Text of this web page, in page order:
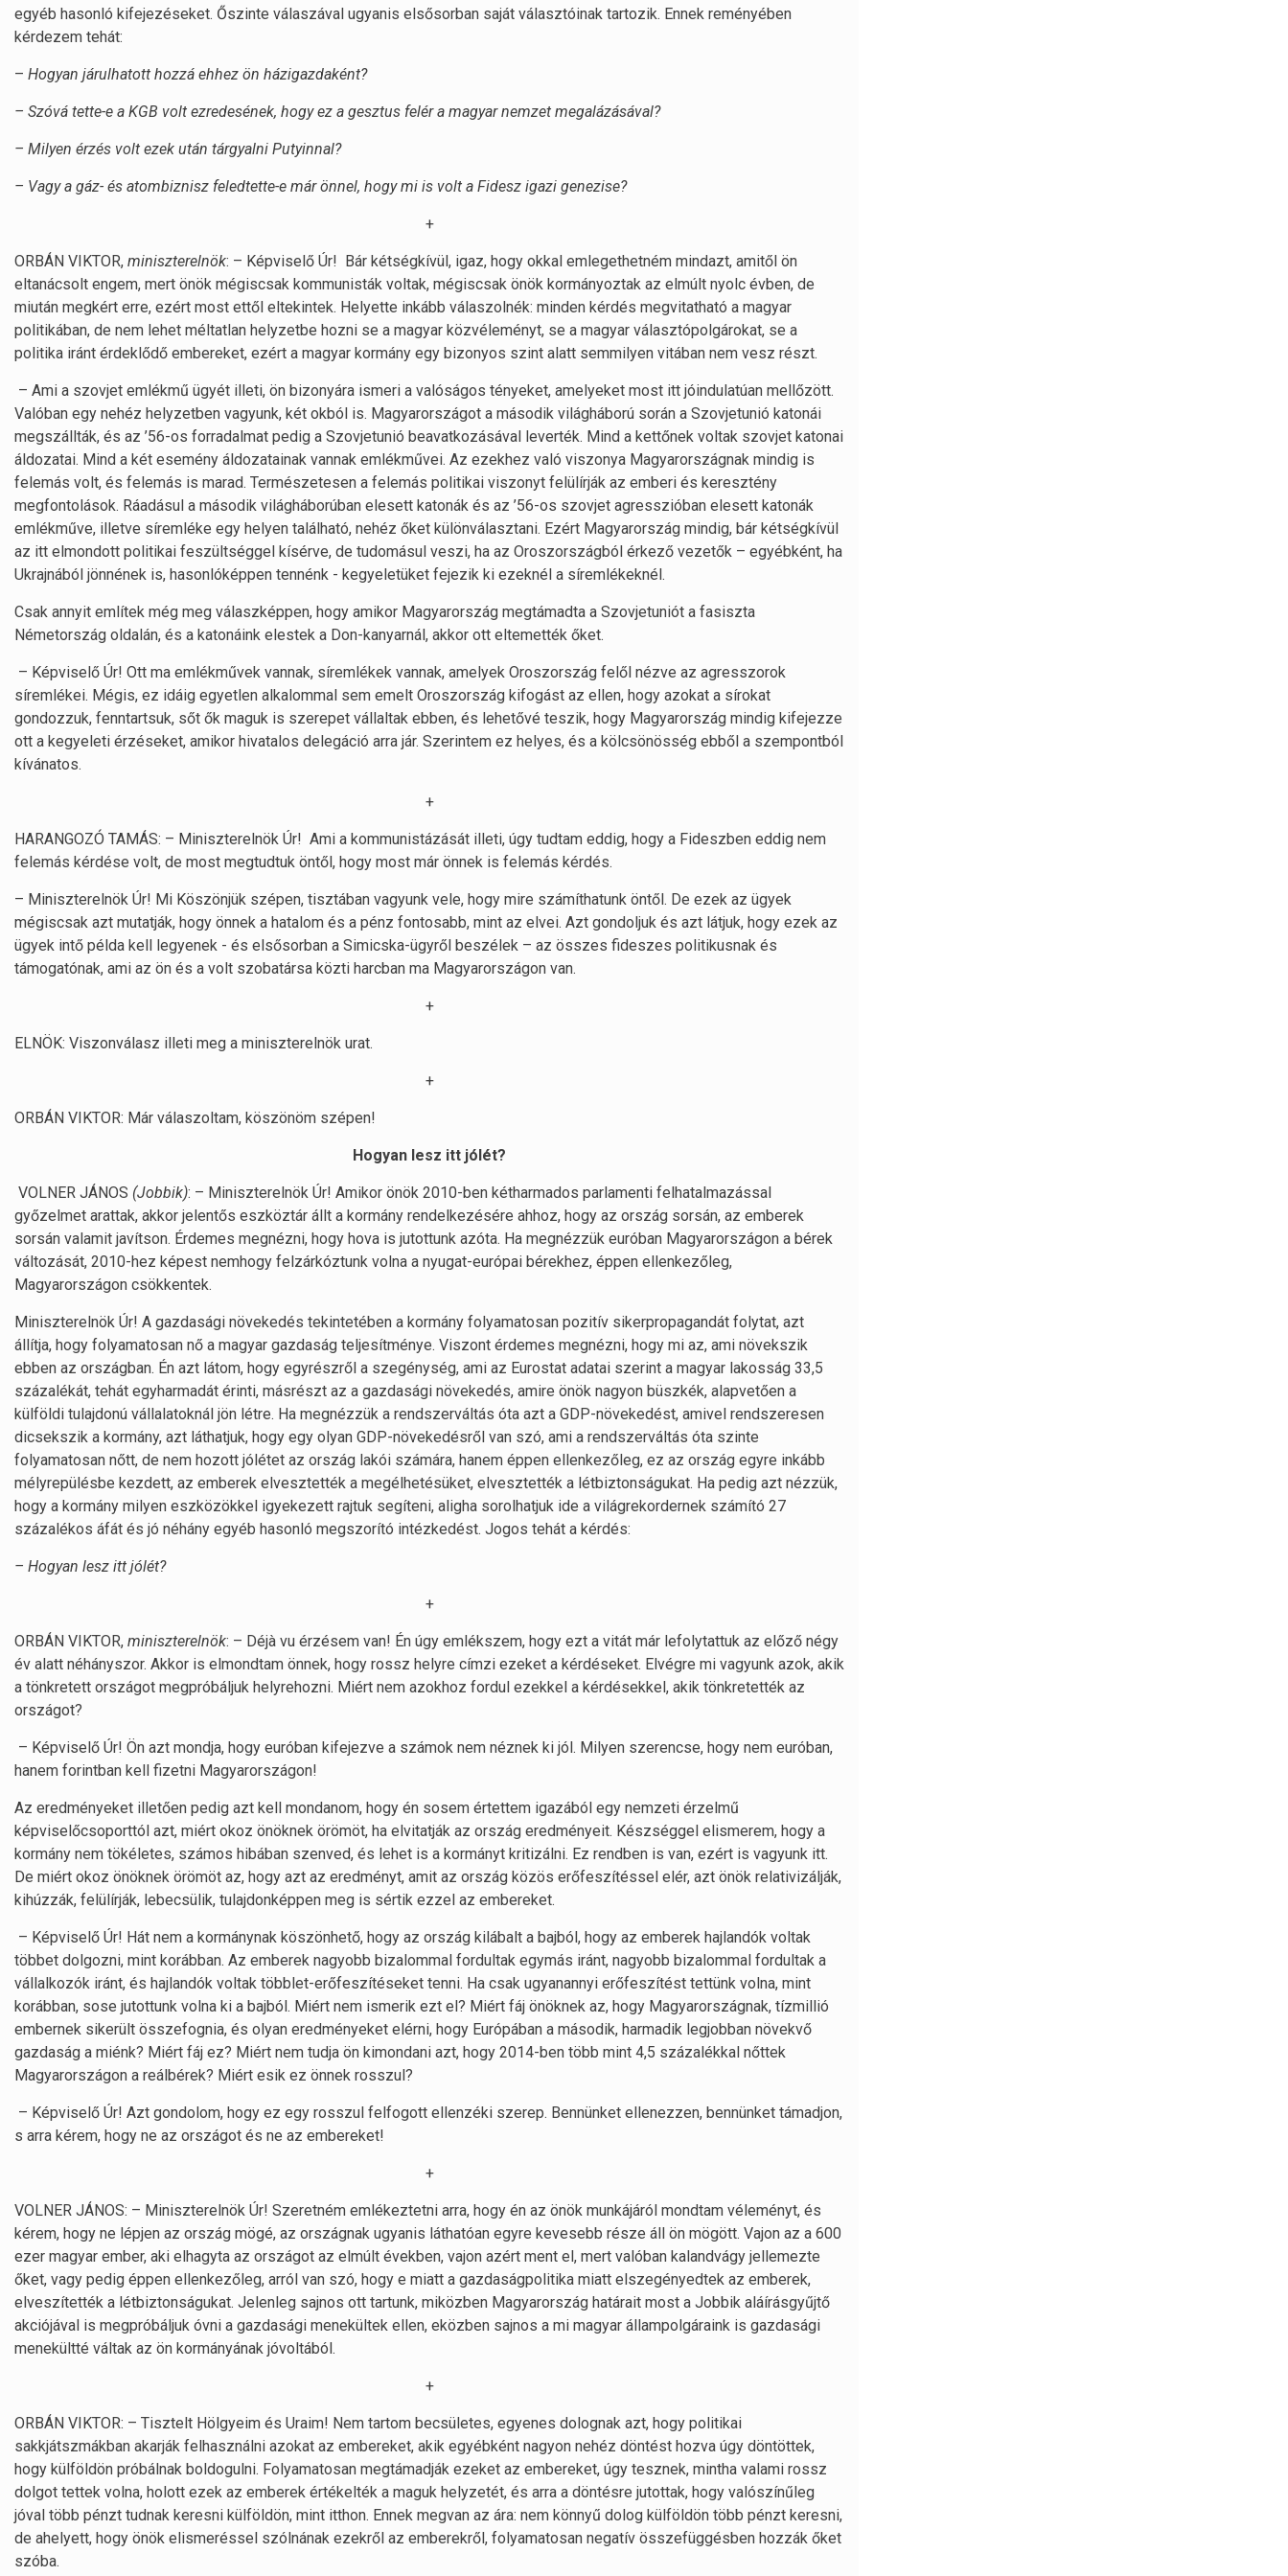
egyéb hasonló kifejezéseket. Őszinte válaszával ugyanis elsősorban saját választóinak tartozik. Ennek reményében
kérdezem tehát:
– Hogyan járulhatott hozzá ehhez ön házigazdaként?
– Szóvá tette-e a KGB volt ezredesének, hogy ez a gesztus felér a magyar nemzet megalázásával?
– Milyen érzés volt ezek után tárgyalni Putyinnal?
– Vagy a gáz- és atombiznisz feledtette-e már önnel, hogy mi is volt a Fidesz igazi genezise?
+
ORBÁN VIKTOR, miniszterelnök: – Képviselő Úr! Bár kétségkívül, igaz, hogy okkal emlegethetném mindazt, amitől ön
eltanácsolt engem, mert önök mégiscsak kommunisták voltak, mégiscsak önök kormányoztak az elmúlt nyolc évben, de
miután megkért erre, ezért most ettől eltekintek. Helyette inkább válaszolnék: minden kérdés megvitatható a magyar
politikában, de nem lehet méltatlan helyzetbe hozni se a magyar közvéleményt, se a magyar választópolgárokat, se a
politika iránt érdeklődő embereket, ezért a magyar kormány egy bizonyos szint alatt semmilyen vitában nem vesz részt.
– Ami a szovjet emlékmű ügyét illeti, ön bizonyára ismeri a valóságos tényeket, amelyeket most itt jóindulatúan mellőzött.
Valóban egy nehéz helyzetben vagyunk, két okból is. Magyarországot a második világháború során a Szovjetunió katonái
megszállták, és az ’56-os forradalmat pedig a Szovjetunió beavatkozásával leverték. Mind a kettőnek voltak szovjet katonai
áldozatai. Mind a két esemény áldozatainak vannak emlékművei. Az ezekhez való viszonya Magyarországnak mindig is
felemás volt, és felemás is marad. Természetesen a felemás politikai viszonyt felülírják az emberi és keresztény
megfontolások. Ráadásul a második világháborúban elesett katonák és az ’56-os szovjet agresszióban elesett katonák
emlékműve, illetve síremléke egy helyen található, nehéz őket különválasztani. Ezért Magyarország mindig, bár kétségkívül
az itt elmondott politikai feszültséggel kísérve, de tudomásul veszi, ha az Oroszországból érkező vezetők – egyébként, ha
Ukrajnából jönnének is, hasonlóképpen tennénk - kegyeletüket fejezik ki ezeknél a síremlékeknél.
Csak annyit említek még meg válaszképpen, hogy amikor Magyarország megtámadta a Szovjetuniót a fasiszta
Németország oldalán, és a katonáink elestek a Don-kanyarnál, akkor ott eltemették őket.
– Képviselő Úr! Ott ma emlékművek vannak, síremlékek vannak, amelyek Oroszország felől nézve az agresszorok
síremlékei. Mégis, ez idáig egyetlen alkalommal sem emelt Oroszország kifogást az ellen, hogy azokat a sírokat
gondozzuk, fenntartsuk, sőt ők maguk is szerepet vállaltak ebben, és lehetővé teszik, hogy Magyarország mindig kifejezze
ott a kegyeleti érzéseket, amikor hivatalos delegáció arra jár. Szerintem ez helyes, és a kölcsönösség ebből a szempontból
kívánatos.
+
HARANGOZÓ TAMÁS: – Miniszterelnök Úr! Ami a kommunistázását illeti, úgy tudtam eddig, hogy a Fideszben eddig nem
felemás kérdése volt, de most megtudtuk öntől, hogy most már önnek is felemás kérdés.
– Miniszterelnök Úr! Mi Köszönjük szépen, tisztában vagyunk vele, hogy mire számíthatunk öntől. De ezek az ügyek
mégiscsak azt mutatják, hogy önnek a hatalom és a pénz fontosabb, mint az elvei. Azt gondoljuk és azt látjuk, hogy ezek az
ügyek intő példa kell legyenek - és elsősorban a Simicska-ügyről beszélek – az összes fideszes politikusnak és
támogatónak, ami az ön és a volt szobatársa közti harcban ma Magyarországon van.
+
ELNÖK: Viszonválasz illeti meg a miniszterelnök urat.
+
ORBÁN VIKTOR: Már válaszoltam, köszönöm szépen!
Hogyan lesz itt jólét?
VOLNER JÁNOS (Jobbik): – Miniszterelnök Úr! Amikor önök 2010-ben kétharmados parlamenti felhatalmazással
győzelmet arattak, akkor jelentős eszköztár állt a kormány rendelkezésére ahhoz, hogy az ország sorsán, az emberek
sorsán valamit javítson. Érdemes megnézni, hogy hova is jutottunk azóta. Ha megnézzük euróban Magyarországon a bérek
változását, 2010-hez képest nemhogy felzárkóztunk volna a nyugat-európai bérekhez, éppen ellenkezőleg,
Magyarországon csökkentek.
Miniszterelnök Úr! A gazdasági növekedés tekintetében a kormány folyamatosan pozitív sikerpropagandát folytat, azt
állítja, hogy folyamatosan nő a magyar gazdaság teljesítménye. Viszont érdemes megnézni, hogy mi az, ami növekszik
ebben az országban. Én azt látom, hogy egyrészről a szegénység, ami az Eurostat adatai szerint a magyar lakosság 33,5
százalékát, tehát egyharmadát érinti, másrészt az a gazdasági növekedés, amire önök nagyon büszkék, alapvetően a
külföldi tulajdonú vállalatoknál jön létre. Ha megnézzük a rendszerváltás óta azt a GDP-növekedést, amivel rendszeresen
dicsekszik a kormány, azt láthatjuk, hogy egy olyan GDP-növekedésről van szó, ami a rendszerváltás óta szinte
folyamatosan nőtt, de nem hozott jólétet az ország lakói számára, hanem éppen ellenkezőleg, ez az ország egyre inkább
mélyrepülésbe kezdett, az emberek elvesztették a megélhetésüket, elvesztették a létbiztonságukat. Ha pedig azt nézzük,
hogy a kormány milyen eszközökkel igyekezett rajtuk segíteni, aligha sorolhatjuk ide a világrekordernek számító 27
százalékos áfát és jó néhány egyéb hasonló megszorító intézkedést. Jogos tehát a kérdés:
– Hogyan lesz itt jólét?
+
ORBÁN VIKTOR, miniszterelnök: – Déjà vu érzésem van! Én úgy emlékszem, hogy ezt a vitát már lefolytattuk az előző négy
év alatt néhányszor. Akkor is elmondtam önnek, hogy rossz helyre címzi ezeket a kérdéseket. Elvégre mi vagyunk azok, akik
a tönkretett országot megpróbáljuk helyrehozni. Miért nem azokhoz fordul ezekkel a kérdésekkel, akik tönkretették az
országot?
– Képviselő Úr! Ön azt mondja, hogy euróban kifejezve a számok nem néznek ki jól. Milyen szerencse, hogy nem euróban,
hanem forintban kell fizetni Magyarországon!
Az eredményeket illetően pedig azt kell mondanom, hogy én sosem értettem igazából egy nemzeti érzelmű
képviselőcsoporttól azt, miért okoz önöknek örömöt, ha elvitatják az ország eredményeit. Készséggel elismerem, hogy a
kormány nem tökéletes, számos hibában szenved, és lehet is a kormányt kritizálni. Ez rendben is van, ezért is vagyunk itt.
De miért okoz önöknek örömöt az, hogy azt az eredményt, amit az ország közös erőfeszítéssel elér, azt önök relativizálják,
kihúzzák, felülírják, lebecsülik, tulajdonképpen meg is sértik ezzel az embereket.
– Képviselő Úr! Hát nem a kormánynak köszönhető, hogy az ország kilábalt a bajból, hogy az emberek hajlandók voltak
többet dolgozni, mint korábban. Az emberek nagyobb bizalommal fordultak egymás iránt, nagyobb bizalommal fordultak a
vállalkozók iránt, és hajlandók voltak többlet-erőfeszítéseket tenni. Ha csak ugyanannyi erőfeszítést tettünk volna, mint
korábban, sose jutottunk volna ki a bajból. Miért nem ismerik ezt el? Miért fáj önöknek az, hogy Magyarországnak, tízmillió
embernek sikerült összefognia, és olyan eredményeket elérni, hogy Európában a második, harmadik legjobban növekvő
gazdaság a miénk? Miért fáj ez? Miért nem tudja ön kimondani azt, hogy 2014-ben több mint 4,5 százalékkal nőttek
Magyarországon a reálbérek? Miért esik ez önnek rosszul?
– Képviselő Úr! Azt gondolom, hogy ez egy rosszul felfogott ellenzéki szerep. Bennünket ellenezzen, bennünket támadjon,
s arra kérem, hogy ne az országot és ne az embereket!
+
VOLNER JÁNOS: – Miniszterelnök Úr! Szeretném emlékeztetni arra, hogy én az önök munkájáról mondtam véleményt, és
kérem, hogy ne lépjen az ország mögé, az országnak ugyanis láthatóan egyre kevesebb része áll ön mögött. Vajon az a 600
ezer magyar ember, aki elhagyta az országot az elmúlt években, vajon azért ment el, mert valóban kalandvágy jellemezte
őket, vagy pedig éppen ellenkezőleg, arról van szó, hogy e miatt a gazdaságpolitika miatt elszegényedtek az emberek,
elveszítették a létbiztonságukat. Jelenleg sajnos ott tartunk, miközben Magyarország határait most a Jobbik aláírásgyűjtő
akciójával is megpróbáljuk óvni a gazdasági menekültek ellen, eközben sajnos a mi magyar állampolgáraink is gazdasági
menekültté váltak az ön kormányának jóvoltából.
+
ORBÁN VIKTOR: – Tisztelt Hölgyeim és Uraim! Nem tartom becsületes, egyenes dolognak azt, hogy politikai
sakkjátszmákban akarják felhasználni azokat az embereket, akik egyébként nagyon nehéz döntést hozva úgy döntöttek,
hogy külföldön próbálnak boldogulni. Folyamatosan megtámadják ezeket az embereket, úgy tesznek, mintha valami rossz
dolgot tettek volna, holott ezek az emberek értékelték a maguk helyzetét, és arra a döntésre jutottak, hogy valószínűleg
jóval több pénzt tudnak keresni külföldön, mint itthon. Ennek megvan az ára: nem könnyű dolog külföldön több pénzt keresni,
de ahelyett, hogy önök elismeréssel szólnának ezekről az emberekről, folyamatosan negatív összefüggésben hozzák őket
szóba.